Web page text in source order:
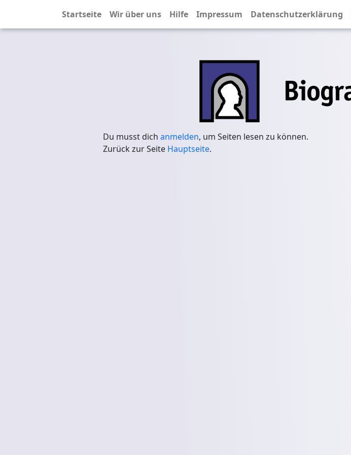
Startseite Wir über uns Hilfe Impressum Datenschutzerklärung
Du musst dich anmelden, um Seiten lesen zu können.
Zurück zur Seite Hauptseite.